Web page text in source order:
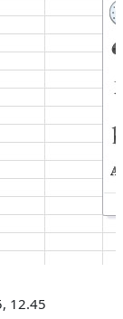
12.45